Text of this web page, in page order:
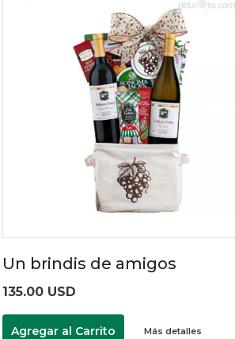
Un brindis de amigos
135.00 USD
Agregar al Carrito Más detalles